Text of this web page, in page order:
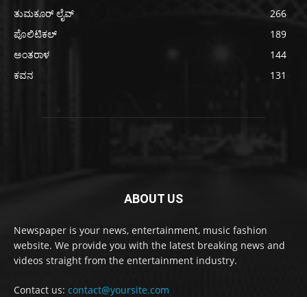
ತುಮಕೂರ್ ಲೈವ್
266
ಪೊಲಿಟಿಕಲ್
189
ಅಂತರಾಳ
144
ಕವನ
131
ABOUT US
Newspaper is your news, entertainment, music fashion
website. We provide you with the latest breaking news and
videos straight from the entertainment industry.
Contact us: contact@yoursite.com